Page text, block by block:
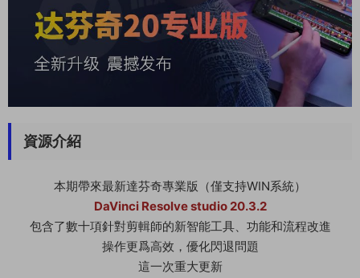
資源介紹
本期帶來最新達芬奇專業版（僅支持WIN系統）
DaVinci Resolve studio 20.3.2
包含了數十項針對剪輯師的新智能工具、功能和流程改進
操作更爲高效，優化閃退問題
這一次重大更新